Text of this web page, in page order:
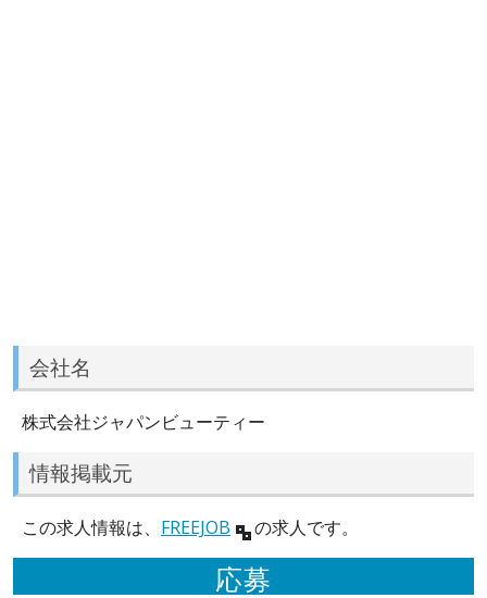
会社名
株式会社ジャパンビューティー
情報掲載元
この求人情報は、 FREEJOB の求人です。
応募